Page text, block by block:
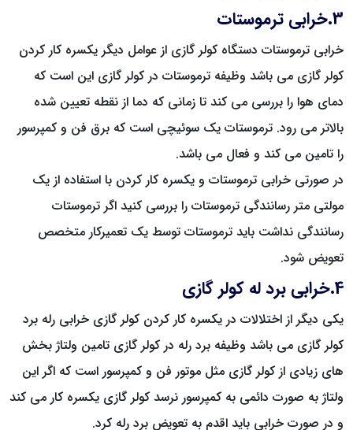
3.خرابی ترموستات
خرابی ترموستات دستگاه کولر گازی از عوامل دیگر یکسره کار کردن
کولر گازی می باشد وظیفه ترموستات در کولر گازی این است که
دمای هوا را بررسی می کند تا زمانی که دما از نقطه تعیین شده
بالاتر می رود. ترموستات یک سوئیچی است که برق فن و کمپرسور
را تامین می کند و فعال می باشد.
در صورتی خرابی ترموستات و یکسره کار کردن با استفاده از یک
مولتی متر رسانندگی ترموستات را بررسی کنید اگر ترموستات
رسانندگی نداشت باید ترموستات توسط یک تعمیرکار متخصص
تعویض شود.
4.خرابی برد له کولر گازی
یکی دیگر از اختلالات در یکسره کار کردن کولر گازی خرابی رله برد
کولر گازی می باشد وظیفه برد رله در کولر گازی تامین ولتاژ بخش
های زیادی از کولر گازی مثل موتور فن و کمپرسور است که اگر این
ولتاژ به صورت دائمی به کمپرسور نرسد کولر گازی یکسره کار می کند
و در صورت خرابی باید اقدم به تعویض برد رله کرد.